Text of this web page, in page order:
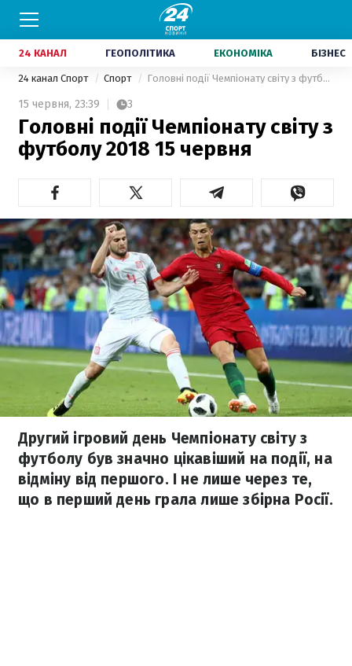
24 КАНАЛ ГЕОПОЛІТИКА ЕКОНОМІКА БІЗНЕС
24 канал Спорт Спорт Головні події Чемпіонату світу з футболу 2018 15 червня
15 червня, 23:39 3
Головні події Чемпіонату світу з
футболу 2018 15 червня
Другий ігровий день Чемпіонату світу з
футболу був значно цікавіший на події, на
відміну від першого. І не лише через те,
що в перший день грала лише збірна Росії.